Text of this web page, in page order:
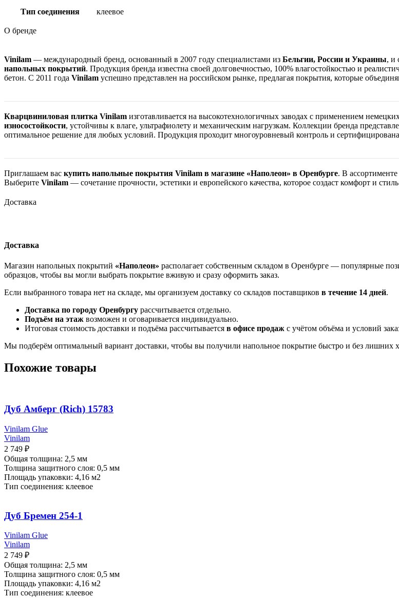
Тип соединения клеевое
О бренде
Vinilam — международный бренд, основанный в 2007 году специалистами из Бельгии, России и Украины, и
напольных покрытий. Продукция бренда известна своей долговечностью, 100% влагостойкостью и
бетон. С 2011 года Vinilam успешно представлен на российском рынке, предлагая покрытия, которые
Кварцвиниловая плитка Vinilam изготавливается на высокотехнологичных заводах с применением
износостойкости, устойчивы к влаге, ультрафиолету и механическим нагрузкам. Коллекции бренда
оптимальное решение для любых условий. Продукция проходит многоуровневый контроль и
Приглашаем вас купить напольные покрытия Vinilam в магазине «Наполеон» в Оренбурге. В
Выберите Vinilam — сочетание прочности, эстетики и европейского качества, которое создаст комфорт и
Доставка
Доставка
Магазин напольных покрытий «Наполеон» располагает собственным складом в Оренбурге — популярные
образцов, чтобы вы могли выбрать покрытие вживую и сразу оформить заказ.
Если выбранного товара нет на складе, мы организуем доставку со складов поставщиков в течение 14 дней.
Доставка по городу Оренбургу рассчитывается отдельно.
Подъём на этаж возможен и оговаривается индивидуально.
Итоговая стоимость доставки и подъёма рассчитывается в офисе продаж с учётом объёма и условий
Мы подберём оптимальный вариант доставки, чтобы вы получили напольное покрытие быстро и без лишних
Похожие товары
Дуб Амберг (Rich) 15783
Vinilam Glue
Vinilam
2 749 ₽
Общая толщина: 2,5 мм
Толщина защитного слоя: 0,5 мм
Площадь упаковки: 4,16 м2
Тип соединения: клеевое
Дуб Бремен 254-1
Vinilam Glue
Vinilam
2 749 ₽
Общая толщина: 2,5 мм
Толщина защитного слоя: 0,5 мм
Площадь упаковки: 4,16 м2
Тип соединения: клеевое